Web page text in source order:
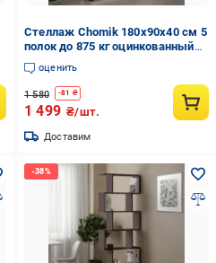
Стеллаж Chomik 180х90х40 см 5
полок до 875 кг оцинкованный
металлический складской
модульный для гаража/дома/
магазина
оценить
1 580 -81 ₴
1 499 ₴/шт.
Доставим